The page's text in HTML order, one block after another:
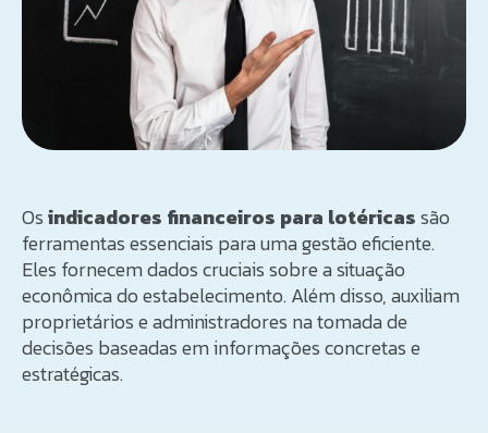
Osindicadores financeiros para lotéricassão
ferramentas essenciais para uma gestão eficiente.
Eles fornecem dados cruciais sobre a situação
econômica do estabelecimento. Além disso, auxiliam
proprietários e administradores na tomada de
decisões baseadas em informações concretas e
estratégicas.